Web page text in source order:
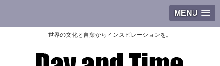
MENU
世界の文化と言葉からインスピレーションを。